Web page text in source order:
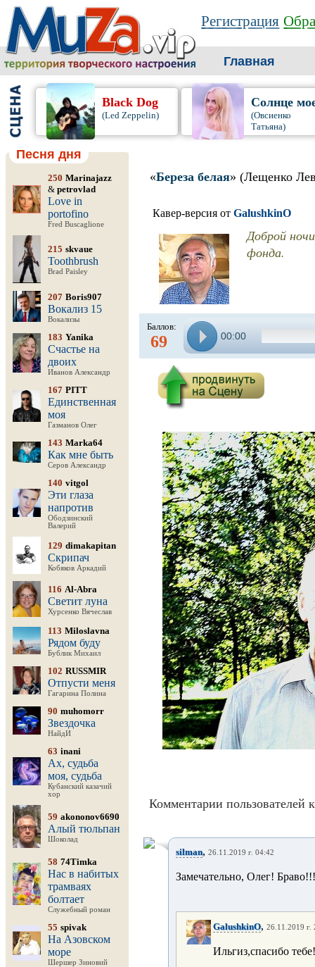
Регистрация
Главная
Black Dog
(Led Zeppelin)
Солнце
(Овсиенко
Татьяна)
Песня дня
250 Marinajazz
& petrovlad
Love in
portofino
Fred Buscaglione
215 skvaue
Toothbrush
Brad Paisley
207 Boris907
Вокализ 15
Вокализы
183 Yanika
Счастье на
двоих
Иванов Александр
167 PITT
Единственная
моя
Газманов Олег
143 Marka64
Как мне быть
Серов Александр
140 vitgol
Эти глаза
напротив
Ободзинский
Валерий
129 dimakapitan
Скрипач
Кобяков Аркадий
116 Al-Abra
Светит луна
Хурсенко Вячеслав
113 Miloslavna
Рядом буду
Бублик Михаил
102 RUSSMIR
Отпусти меня
Гагарина Полина
90 muhomorr
Звездочка
НайдИ
63 inani
Ах, судьба
моя, судьба
Кубанский казачий
хор
59 akononov6690
Алый тюльпан
Шоколад
58 74Timka
Нас в набитых
трамваях
болтает
Служебный роман
55 spivak
На Азовском
море
Шершер Зиновий
«Береза белая» (Лещенко
Кавер-версия от GalushkinO
Доброй
фонда.
Баллов:
69 00:00
Комментарии пользователей
silman, 26.11.2019 г. 04:42
Замечательно, Олег! Браво!!!
GalushkinO, 26.11.2019 г.
Ильгиз,спасибо